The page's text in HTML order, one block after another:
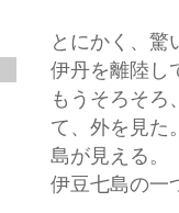
とにかく、驚
伊丹を離陸し
もうそろそろ
て、外を見た
島が見える。
伊豆七島の一